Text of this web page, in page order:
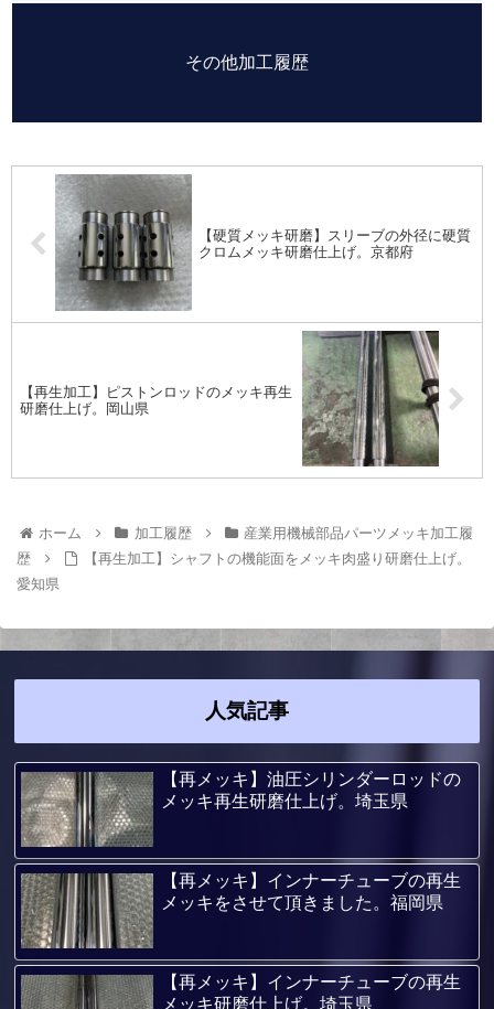
その他加工履歴
【硬質メッキ研磨】スリーブの外径に硬質
クロムメッキ研磨仕上げ。京都府
【再生加工】ピストンロッドのメッキ再生
研磨仕上げ。岡山県
ホーム 加工履歴
産業用機械部品パーツメッキ加工履
歴
【再生加工】シャフトの機能面をメッキ肉盛り研磨仕上げ。
愛知県
人気記事
【再メッキ】油圧シリンダーロッドの
メッキ再生研磨仕上げ。埼玉県
【再メッキ】インナーチューブの再生
メッキをさせて頂きました。福岡県
【再メッキ】インナーチューブの再生
メッキ研磨仕上げ。埼玉県